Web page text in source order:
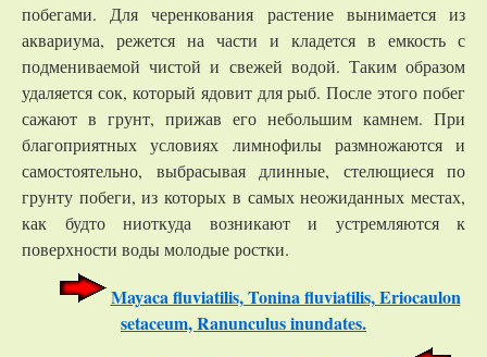
побегами. Для черенкования растение вынимается из
аквариума, режется на части и кладется в емкость с
подмениваемой чистой и свежей водой. Таким образом
удаляется сок, который ядовит для рыб. После этого побег
сажают в грунт, прижав его небольшим камнем. При
благоприятных условиях лимнофилы размножаются и
самостоятельно, выбрасывая длинные, стелющиеся по
грунту побеги, из которых в самых неожиданных местах,
как будто ниоткуда возникают и устремляются к
поверхности воды молодые ростки.
Mayaca fluviatilis, Tonina fluviatilis, Eriocaulon
setaceum, Ranunculus inundates.